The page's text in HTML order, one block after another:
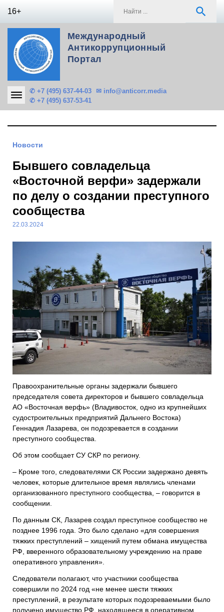
16+ search
Международный
Антикоррупционный
Портал
✆ +7 (495) 637-44-03
✆ +7 (495) 637-53-41
✉ info@anticorr.media
Новости
Бывшего совладельца
«Восточной верфи» задержали
по делу о создании преступного
сообщества
22.03.2024
Правоохранительные органы задержали бывшего
председателя совета директоров и бывшего совладельца
АО «Восточная верфь» (Владивосток, одно из крупнейших
судостроительных предприятий Дальнего Востока)
Геннадия Лазарева, он подозревается в создании
преступного сообщества.
Об этом сообщает СУ СКР по региону.
– Кроме того, следователями СК России задержано девять
человек, которые длительное время являлись членами
организованного преступного сообщества, – говорится в
сообщении.
По данным СК, Лазарев создал преступное сообщество не
позднее 1996 года. Это было сделано «для совершения
тяжких преступлений – хищений путем обмана имущества
РФ, вверенного образовательному учреждению на праве
оперативного управления».
Следователи полагают, что участники сообщества
совершили по 2024 год «не менее шести тяжких
преступлений, в результате которых подозреваемыми было
получено имущество РФ, находящееся в оперативном